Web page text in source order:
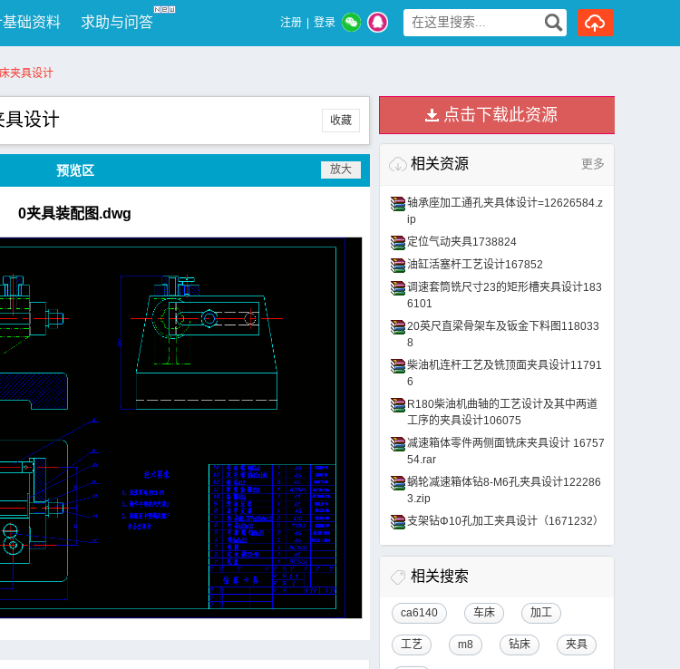
础资料 求助与问答 注册 登录
夹具设计
具设计 收藏
预览区
0夹具装配图.dwg
点击下载此资源
相关资源 更多
轴承座加工通孔夹具体设计=12626584.z
ip
定位气动夹具1738824
油缸活塞杆工艺设计167852
调速套筒铣尺寸23的矩形槽夹具设计183
6101
20英尺直梁骨架车及钣金下料图118033
8
柴油机连杆工艺及铣顶面夹具设计11791
6
R180柴油机曲轴的工艺设计及其中两道
工序的夹具设计106075
减速箱体零件两侧面铣床夹具设计 16757
54.rar
蜗轮减速箱体钻8-M6孔夹具设计122286
3.zip
支架钻Φ10孔加工夹具设计（1671232）
相关搜索
ca6140 车床 加工
工艺 m8 钻床 夹具